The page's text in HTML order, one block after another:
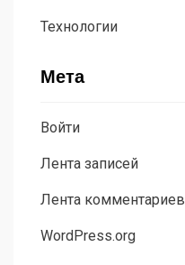
Технологии
Мета
Войти
Лента записей
Лента комментариев
WordPress.org